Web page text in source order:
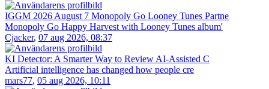
IGGM 2026 August 7 Monopoly Go Looney Tunes Partne
Monopoly Go Happy Harvest with Looney Tunes album'
Cjacker, 07 aug 2026, 08:37
KI Detector: A Smarter Way to Review AI-Assisted C
Artificial intelligence has changed how people cre
mars77, 05 aug 2026, 10:11